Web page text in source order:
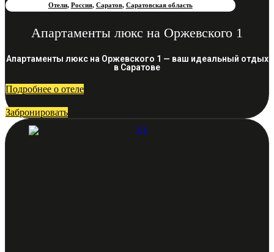
Отели, Россия, Саратов, Саратовская область
Апартаменты люкс на Оржевского 1
Апартаменты люкс на Оржевского 1 — ваш идеальный отдых
в Саратове
Подробнее о отеле
Забронировать